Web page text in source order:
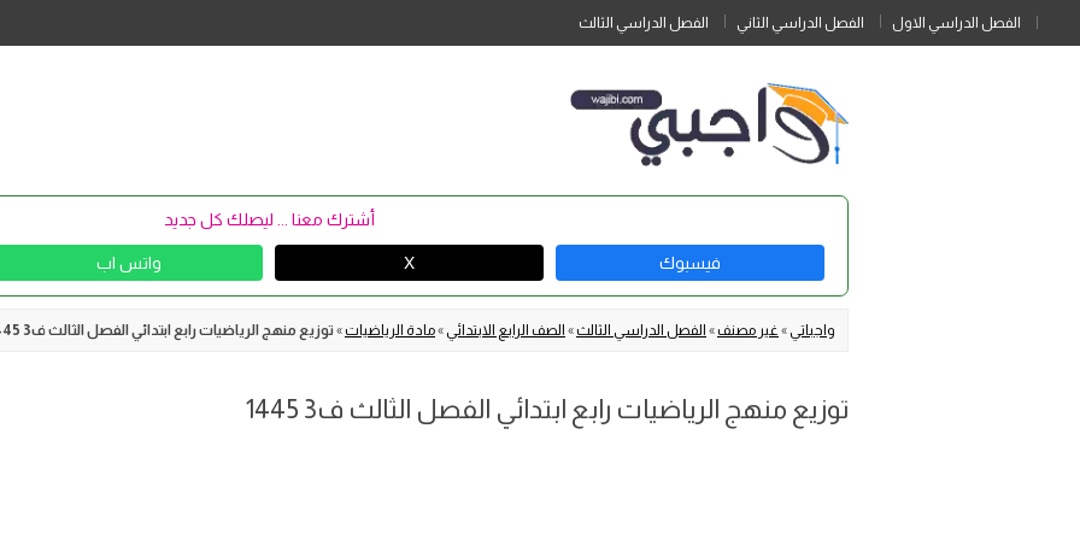
الفصل الدراسي الاول الفصل الدراسي الثاني الفصل الدراسي الثالث
أشترك معنا ... ليصلك كل جديد
فيسبوك X واتس اب
واجباتي » غير مصنف» الفصل الدراسي الثالث» الصف الرابع الابتدائي »مادة الرياضيات»توزيع منهج الرياضيات رابع ابتدائي الفصل الثالث ف3 1445
توزيع منهج الرياضيات رابع ابتدائي الفصل الثالث ف3 1445